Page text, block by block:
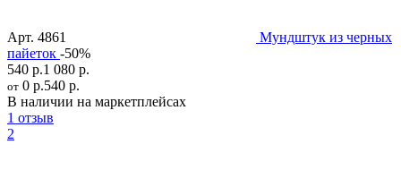
Арт. 4861
Мундштук из черных
пайеток -50%
540 р.1 080 р.
от 0 р.540 р.
В наличии на маркетплейсах
1 отзыв
2